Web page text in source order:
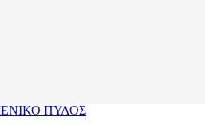
ΠΥΛΟΣ